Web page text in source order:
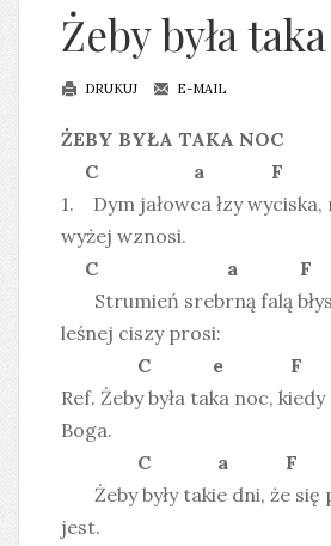
Żeby była
DRUKUJ E-MAIL
ŻEBY BYŁA TAKA NOC
C a F
1. Dym jałowca łzy
wyżej wznosi.
C a
Strumień srebrną falą
leśnej ciszy prosi:
C e F
Ref. Żeby była taka noc,
Boga.
C a
Żeby były takie dni, że się
jest.